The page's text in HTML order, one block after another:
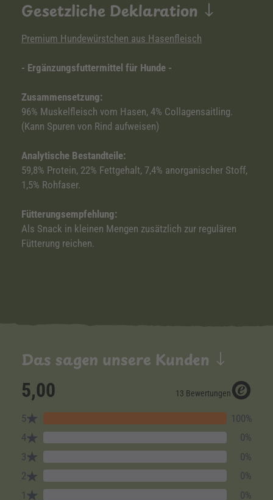
Gesetzliche Deklaration
Premium Hundewürstchen aus Hasenfleisch
- Ergänzungsfuttermittel für Hunde -
Zusammensetzung:
96% Muskelfleisch vom Hasen, 4% Collagensaitling.
(Kann Spuren von Rind aufweisen)
Analytische Bestandteile:
59,8% Protein, 22% Fettgehalt, 7,4% anorganischer Stoff,
1,5% Rohfaser.
Fütterungsempfehlung:
Als Snack in kleinen Mengen zusätzlich zur regulären
Fütterung reichen.
Das sagen unsere Kunden